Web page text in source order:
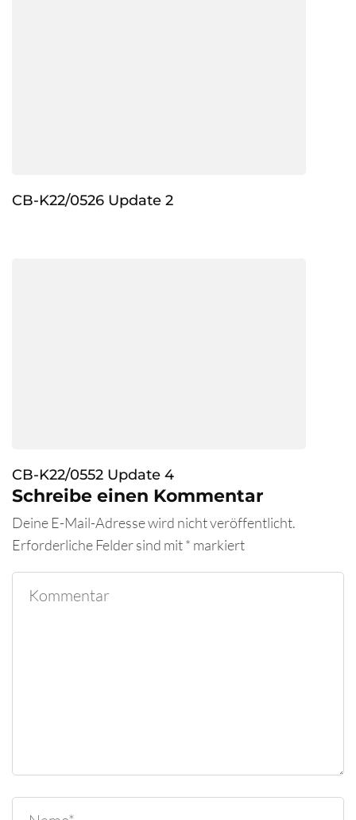
CB-K22/0526 Update 2
CB-K22/0552 Update 4
Schreibe einen Kommentar
Deine E-Mail-Adresse wird nicht veröffentlicht.
Erforderliche Felder sind mit* markiert